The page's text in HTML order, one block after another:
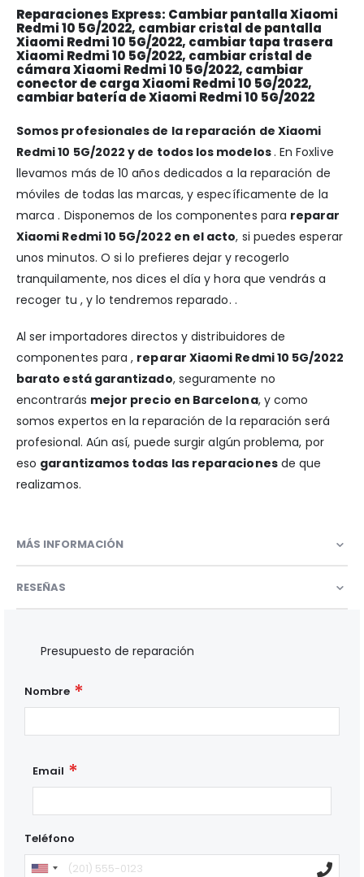
Reparaciones Express: Cambiar pantalla Xiaomi
Redmi 10 5G/2022, cambiar cristal de pantalla
Xiaomi Redmi 10 5G/2022, cambiar tapa trasera
Xiaomi Redmi 10 5G/2022, cambiar cristal de
cámara Xiaomi Redmi 10 5G/2022, cambiar
conector de carga Xiaomi Redmi 10 5G/2022,
cambiar batería de Xiaomi Redmi 10 5G/2022
Somos profesionales de la reparación de Xiaomi
Redmi 10 5G/2022 y de todos los modelos. En Foxlive
llevamos más de 10 años dedicados a la reparación de
móviles de todas las marcas, y específicamente de la
marca . Disponemos de los componentes para reparar
Xiaomi Redmi 10 5G/2022 en el acto, si puedes esperar
unos minutos. O si lo prefieres dejar y recogerlo
tranquilamente, nos dices el día y hora que vendrás a
recoger tu , y lo tendremos reparado. .
Al ser importadores directos y distribuidores de
componentes para , reparar Xiaomi Redmi 10 5G/2022
barato está garantizado, seguramente no
encontrarás mejor precio en Barcelona, y como
somos expertos en la reparación de la reparación será
profesional. Aún así, puede surgir algún problema, por
eso garantizamos todas las reparacionesde que
realizamos.
MÁS INFORMACIÓN
RESEÑAS
Presupuesto de reparación
Nombre
Email
Teléfono